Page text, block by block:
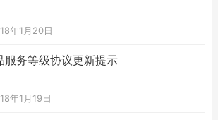
年1月20日
服务等级协议更新提示
年1月19日